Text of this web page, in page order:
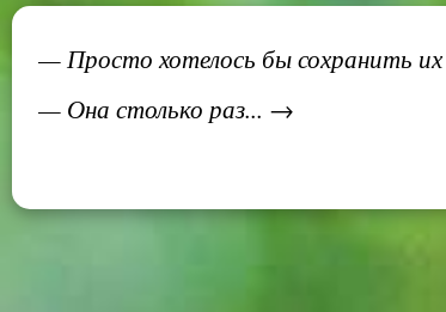
— Просто хотелось бы сохранить
— Она столько раз... →